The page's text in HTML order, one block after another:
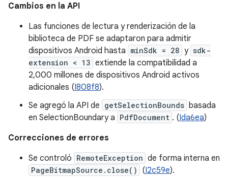
Cambios en la API
Las funciones de lectura y renderización de la
biblioteca de PDF se adaptaron para admitir
dispositivos Android hasta minSdk = 28 y sdk-
extension < 13 extiende la compatibilidad a
2,000 millones de dispositivos Android activos
adicionales (I808f8).
Se agregó la API de getSelectionBounds basada
en SelectionBoundary a PdfDocument . (Ida6ea)
Correcciones de errores
Se controló RemoteException de forma interna en
PageBitmapSource.close() (I2c59e).